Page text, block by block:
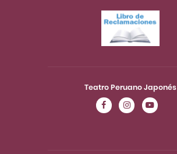
Teatro Peruano Japonés